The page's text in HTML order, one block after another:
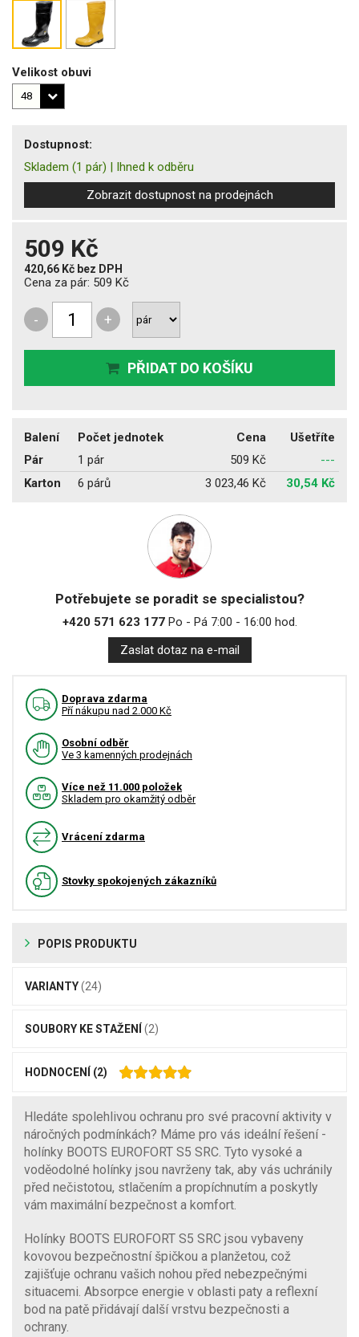
Velikost obuvi
Dostupnost:
Skladem (1 pár) | Ihned k odběru
Zobrazit dostupnost na prodejnách
509 Kč
420,66 Kč bez DPH
Cena za pár: 509 Kč
- +
PŘIDAT DO KOŠÍKU
Balení Počet jednotek Cena
Ušetříte
Pár
1 pár 509 Kč
---
Karton
6 párů 3 023,46 Kč 30,54 Kč
Potřebujete se poradit se specialistou?
+420 571 623 177Po - Pá 7:00 - 16:00 hod.
Zaslat dotaz na e-mail
Doprava zdarma
Pří nákupu nad 2.000 Kč
Osobní odběr
Ve 3 kamenných prodejnách
Více než 11.000 položek
Skladem pro okamžitý odběr
Vrácení zdarma
Stovky spokojených zákazníků
POPIS PRODUKTU
VARIANTY(24)
SOUBORY KE STAŽENÍ (2)
HODNOCENÍ (2)
Hledáte spolehlivou ochranu pro své pracovní aktivity v
náročných podmínkách? Máme pro vás ideální řešení -
holínky BOOTS EUROFORT S5 SRC. Tyto vysoké a
voděodolné holínky jsou navrženy tak, aby vás uchránily
před nečistotou, stlačením a propíchnutím a poskytly
vám maximální bezpečnost a komfort.
Holínky BOOTS EUROFORT S5 SRC jsou vybaveny
kovovou bezpečnostní špičkou a planžetou, což
zajišťuje ochranu vašich nohou před nebezpečnými
situacemi. Absorpce energie v oblasti paty a reflexní
bod na patě přidávají další vrstvu bezpečnosti a
ochrany.